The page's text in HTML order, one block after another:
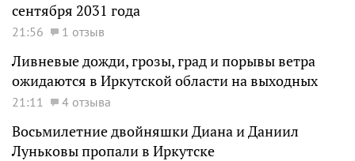
сентября 2031 года
21:56 1 отзыв
Ливневые дожди, грозы, град и порывы ветра
ожидаются в Иркутской области на выходных
21:11 4 отзыва
Восьмилетние двойняшки Диана и Даниил
Луньковы пропали в Иркутске